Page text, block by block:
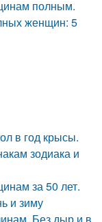
полным.
женщин: 5
в год крысы.
зодиака и
за 50 лет.
и зиму